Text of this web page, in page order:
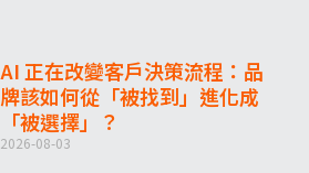
AI 正在改變客戶決策流程：品
牌該如何從「被找到」進化成
「被選擇」？
2026-08-03